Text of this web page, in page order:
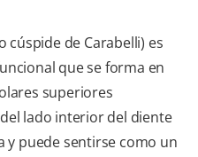
cúspide de Carabelli) es
que se forma en
superiores
lado interior del diente
y puede sentirse como un